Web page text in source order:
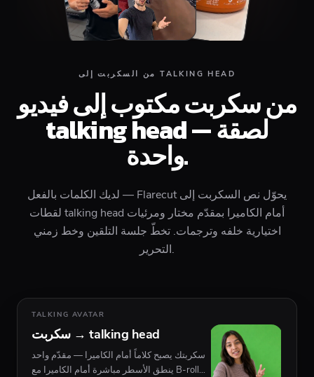
من السكربت إلى TALKING HEAD
من سكربت مكتوب إلى فيديو
talking head — لصقة
واحدة.
لديك الكلمات بالفعل — Flarecut يحوّل نص السكربت إلى
لقطات talking head أمام الكاميرا بمقدّم مختار ومرئيات
اختيارية خلفه وترجمات. تخطّ جلسة التلقين وخط زمني
التحرير.
TALKING AVATAR
سكربت → talking head
سكربتك يصبح كلاماً أمام الكاميرا — مقدّم واحد
ينطق الأسطر مباشرة أمام الكاميرا مع B-roll